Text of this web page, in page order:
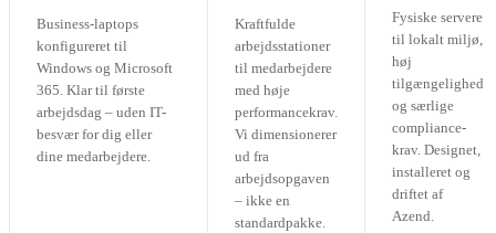
Business-laptops
konfigureret til
Windows og Microsoft
365. Klar til første
arbejdsdag – uden IT-
besvær for dig eller
dine medarbejdere.
Kraftfulde
arbejdsstationer
til medarbejdere
med høje
performancekrav.
Vi dimensionerer
ud fra
arbejdsopgaven
– ikke en
standardpakke.
Fysiske servere
til lokalt miljø,
høj
tilgængelighed
og særlige
compliance-
krav. Designet,
installeret og
driftet af
Azend.